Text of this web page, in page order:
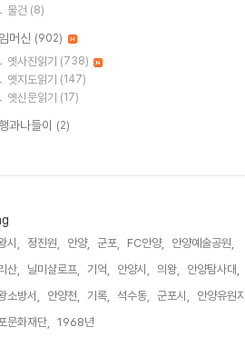
물건 (8)
머신 (902)
옛사진읽기 (738)
옛지도읽기 (147)
옛신문읽기 (17)
과나들이 (2)
시, 정진원, 안양, 군포, FC안양,
안양예술공원,
산,
닐미샬로프, 기억, 안양시, 의왕,
안양탐사대,
소방서,
안양천, 기록, 석수동, 군포시,
안양유원지,
문화재단,
1968년,